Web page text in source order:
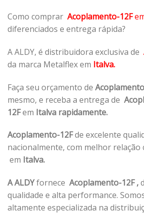
Como comprar Acoplamento-12F
diferenciados e entrega rápida?
A ALDY, é distribuidora exclusiva de
da marca Metalflex em Italva.
Faça seu orçamento de
mesmo, e receba a entrega de
12Fem Italva rapidamente.
Acoplamento-12Fde excelente
nacionalmente, com melhor
em Italva.
A ALDYfornece Acoplamento-12F ,
qualidade e alta performance.
altamente especializada na